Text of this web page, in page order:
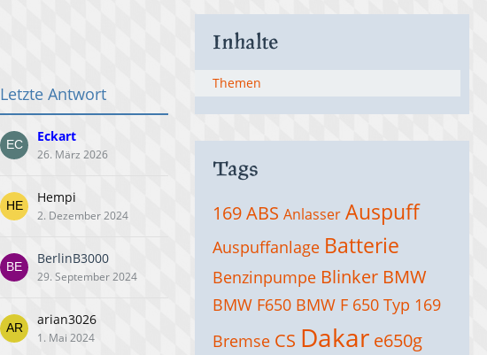
Letzte Antwort
Eckart
26. März 2026
Hempi
2. Dezember 2024
BerlinB3000
29. September 2024
arian3026
1. Mai 2024
Inhalte
Themen
Tags
169ABS Anlasser Auspuff
Auspuffanlage Batterie
Benzinpumpe Blinker BMW
BMW F650 BMW F 650 Typ 169
Bremse CS Dakar e650g